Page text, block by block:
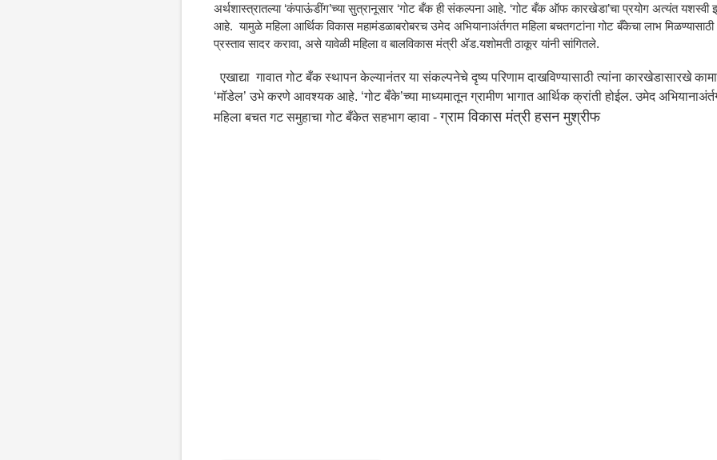
अर्थशास्त्रातल्या ‘कंपाऊंडींग’च्या सुत्रानूसार ‘गोट बँक ही संकल्पना आहे. ‘गोट बँक ऑफ कारखेडा’चा प्रयोग अत्यंत यशस्वी
आहे. यामुळे महिला आर्थिक विकास महामंडळाबरोबरच उमेद अभियानाअंर्तगत महिला बचतगटांना गोट बँकेचा लाभ मिळण्यासाठी
प्रस्ताव सादर करावा, असे यावेळी महिला व बालविकास मंत्री ॲड.यशोमती ठाकूर यांनी सांगितले.
एखाद्या गावात गोट बँक स्थापन केल्यानंतर या संकल्पनेचे दृष्य परिणाम दाखविण्यासाठी त्यांना कारखेडासारखे
‘मॉडेल’ उभे करणे आवश्यक आहे. ‘गोट बँके’च्या माध्यमातून ग्रामीण भागात आर्थिक क्रांती होईल. उमेद
महिला बचत गट समुहाचा गोट बँकेत सहभाग व्हावा -ग्राम विकास मंत्री हसन मुश्रीफ